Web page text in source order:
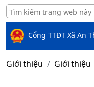
Cổng TTĐT Xã An
Giới thiệu Giới thiệu